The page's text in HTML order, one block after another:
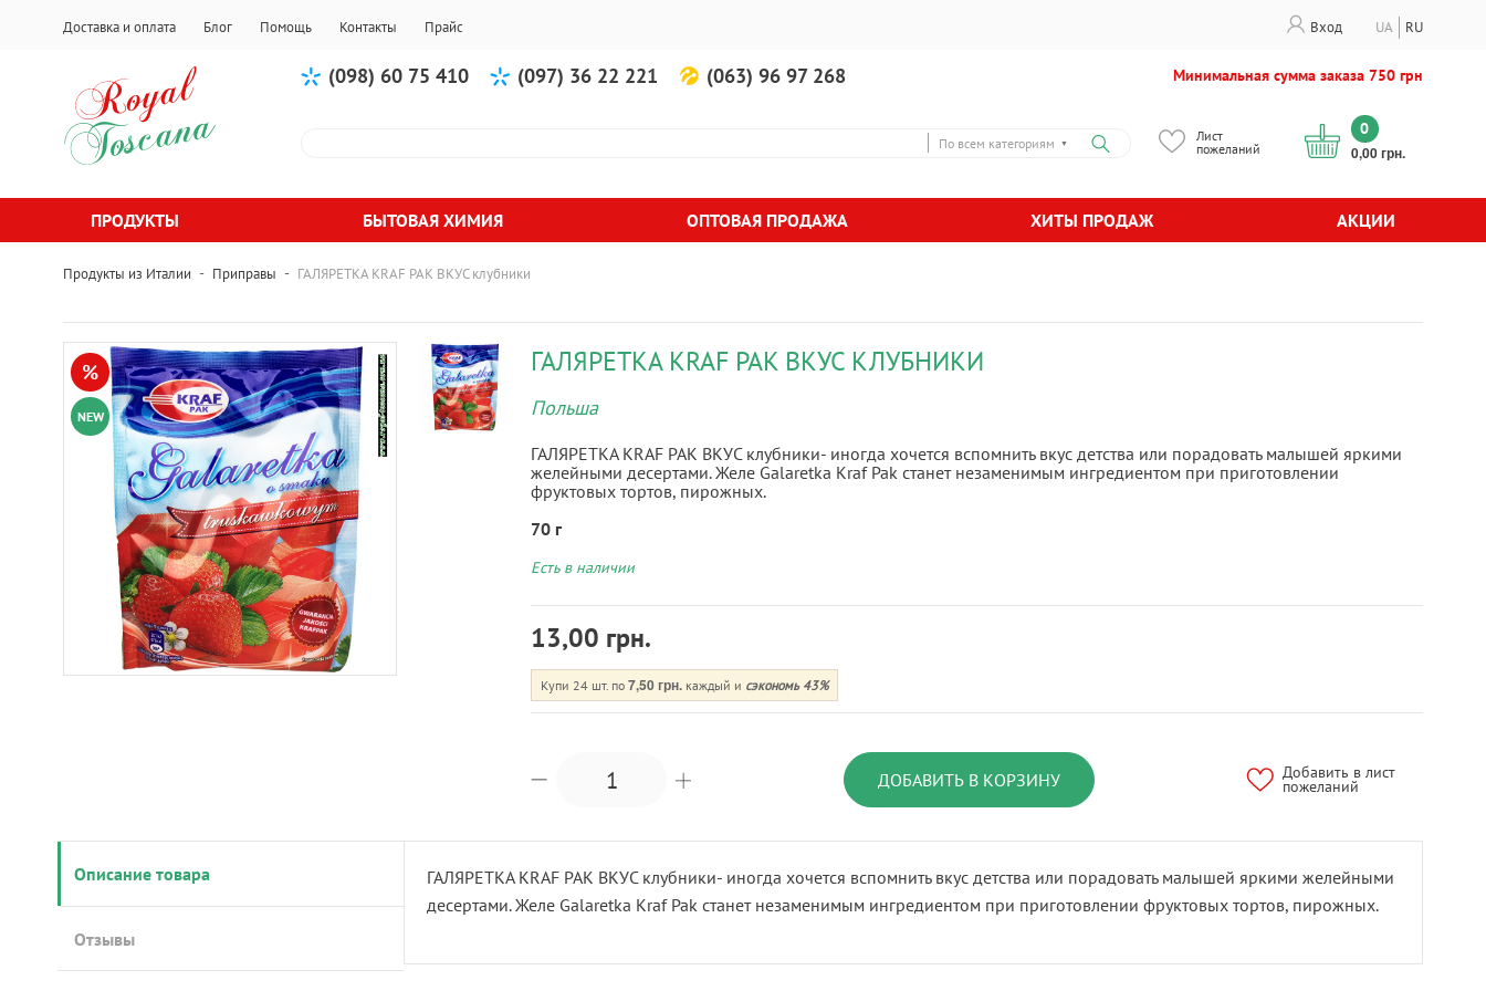
Доставка и оплата Блог Помощь Контакты Прайс Вход RU
UA
(098) 60 75 410 (097) 36 22 221 (063) 96 97 268 Минимальная сумма заказа 750 грн
По всем категориям ▼
Лист
пожеланий
0
0,00 грн.
ПРОДУКТЫ БЫТОВАЯ ХИМИЯ ОПТОВАЯ ПРОДАЖА ХИТЫ ПРОДАЖ АКЦИИ
Продукты из Италии - Приправы - ГАЛЯРЕТКА KRAF PAK ВКУС клубники
NEW
% ГАЛЯРЕТКА KRAF PAK ВКУС КЛУБНИКИ
Польша
ГАЛЯРЕТКА KRAF PAK ВКУС клубники- иногда хочется вспомнить вкус детства или порадовать малышей яркими
желейными десертами. Желе Galaretka Kraf Pak станет незаменимым ингредиентом при приготовлении
фруктовых тортов, пирожных.
70 г
Есть в наличии
13,00 грн.
Купи 24 шт. по7,50 грн. каждый и сэкономь 43%
ДОБАВИТЬ В КОРЗИНУ Добавить в лист
пожеланий
Описание товара
Отзывы
ГАЛЯРЕТКА KRAF PAK ВКУС клубники- иногда хочется вспомнить вкус детства или порадовать малышей яркими желейными
десертами. Желе Galaretka Kraf Pak станет незаменимым ингредиентом при приготовлении фруктовых тортов, пирожных.